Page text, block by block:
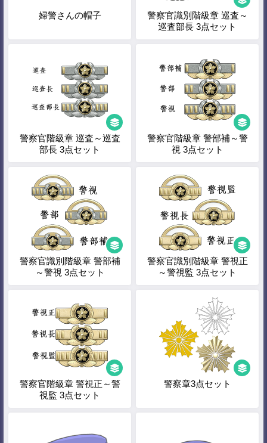
婦警さんの帽子
警察官識別階級章 巡査～
巡査部長 3点セット
警察官階級章 巡査～巡査
部長 3点セット
警察官階級章 警部補～警
視 3点セット
警察官識別階級章 警部補
～警視 3点セット
警察官識別階級章 警視正
～警視監 3点セット
警察官階級章 警視正～警
視監 3点セット
警察章3点セット